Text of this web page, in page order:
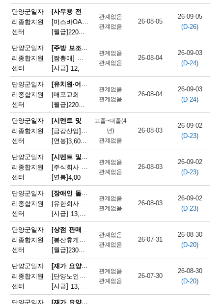
단양군일자
리종합지원
센터
[사무용 전자기기 설치 및 수리원(컴퓨터 제외)]
[미스바OA] 사무기기 서비스 직원 모집
[월급] 220만원
관계없음
관계없음
26-08-05
26-09-05
(D-26)
단양군일자
리종합지원
센터
[주방 보조원(일반 음식점)]
[짬뽕애] 주방보조 및 홀서빙 모집
[시급] 12,000원 | 충청북도 단양군 단양읍 별곡8길 6-1
관계없음
관계없음
26-08-04
26-09-03
(D-24)
단양군일자
리종합지원
센터
[유치원·어린이집 급식 조리사]
[매포교회어린이집] 어린이집 조리사(정규직) 채용
[월급] 220만원
관계없음
관계없음
26-08-04
26-09-03
(D-24)
단양군일자
리종합지원
센터
[시멘트 및 광물제품 제조기 조작원]
[금강산업]한일시멘트협력업체 예열직원 모집
[연봉]3,600만원 | 충청북도 단양군 매포읍 매포길 245
고졸~대졸(4
년)
관계없음
26-08-03
26-09-02
(D-23)
단양군일자
리종합지원
센터
[시멘트 및 광물제품 제조기 조작원]
[주식회사 주안] 시멘트 생산 설비 관리
[연봉]4,000만원 | 충청북도 단양군 매포읍 매포길 18
관계없음
관계없음
26-08-03
26-09-02
(D-23)
단양군일자
리종합지원
센터
[장애인 돌봄 종사원]
[유한회사단양돌봄사회서비스센터] 장애인 활동지원사 모집
[시급] 13,100원 | 충청북도 단양군 단양읍 삼봉로 233
관계없음
관계없음
26-08-03
26-09-02
(D-23)
단양군일자
리종합지원
센터
[상점 판매원]
[봉산휴게쉼터] 봉산휴게쉼터 판매원 모집
[월급] 230만원
관계없음
관계없음
26-07-31
26-08-30
(D-20)
단양군일자
리종합지원
센터
[재가 요양보호사]
[단양노인재가복지센터] 단양노인재가복지센터 방문요양 요양선생님 모집
[시급] 13,100원 | 충청북도 단양군 대강면 대강로 71
관계없음
관계없음
26-07-30
26-08-30
(D-20)
단양군일자 [재가 요양보호사]